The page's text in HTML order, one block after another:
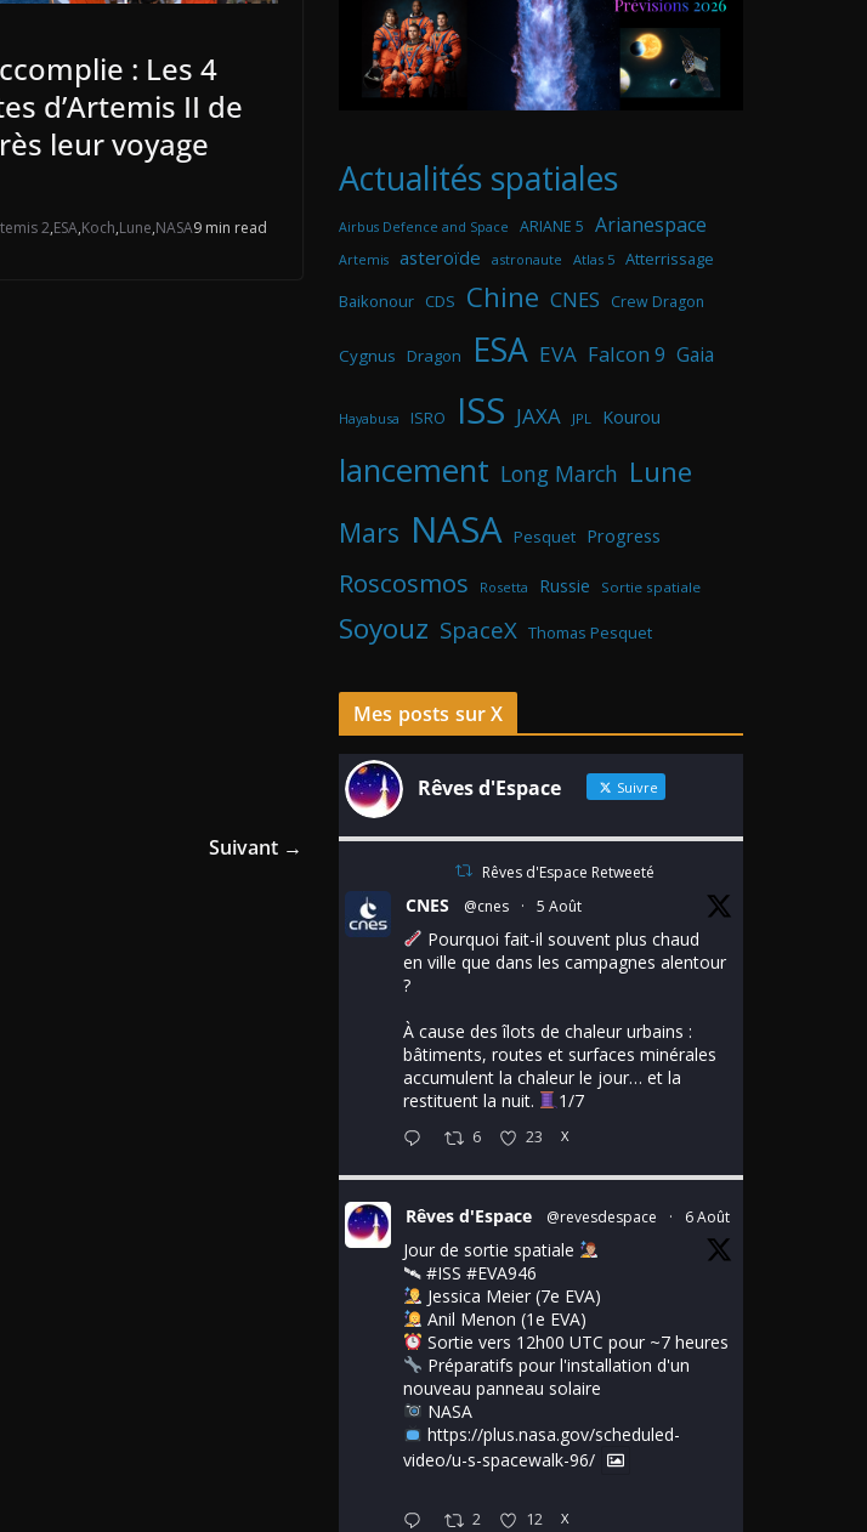
: Les 4
d’Artemis II de
leur voyage
2,ESA,Koch,Lune,NASA9 min read
Suivant →
Actualités spatiales
Airbus Defence and Space ARIANE 5 Arianespace
Artemis asteroïde astronaute Atlas 5 Atterrissage
Baikonour CDS Chine CNES Crew Dragon
Cygnus Dragon ESA EVA Falcon 9 Gaia
Hayabusa ISRO ISS JAXA JPL Kourou
lancement Long March Lune
Mars NASA Pesquet Progress
Roscosmos Rosetta Russie Sortie spatiale
Soyouz SpaceX Thomas Pesquet
Mes posts sur X
Rêves d'Espace Suivre
Rêves d'Espace Retweeté
CNES @cnes · 5 Août
Pourquoi fait-il souvent plus chaud
en ville que dans les campagnes alentour
?
À cause des îlots de chaleur urbains :
bâtiments, routes et surfaces minérales
accumulent la chaleur le jour… et la
restituent la nuit.
1/7
6 23 X
Rêves d'Espace @revesdespace · 6 Août
Jour de sortie spatiale
🛰 #ISS #EVA946
Jessica Meier (7e EVA)
Anil Menon (1e EVA)
Sortie vers 12h00 UTC pour ~7 heures
Préparatifs pour l'installation d'un
nouveau panneau solaire
NASA
https://plus.nasa.gov/scheduled-
video/u-s-spacewalk-96/
2 12 X